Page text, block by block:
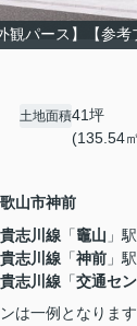
観パース】【参考
土地面積41坪
(135.54
山市神前
志川線 「竈山 」
志川線 「神前 」
志川線 「交通セ
は一例となりま